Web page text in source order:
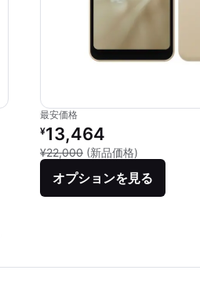
最安価格
リファービッシュ品の価格：
¥13,464
¥22,000 (新品価格)
オプションを見る